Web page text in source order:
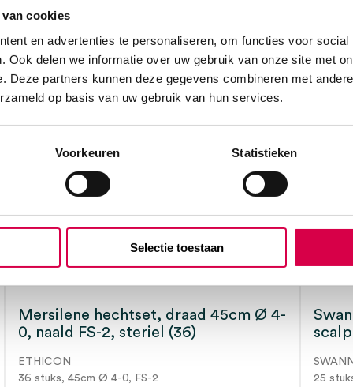
cookies
en advertenties te personaliseren, om functies voor
Ook delen we informatie over uw gebruik van onze site met
Deze partners kunnen deze gegevens combineren met
op basis van uw gebruik van hun services.
Voorkeuren Statistieken
Selectie toestaan
Mersilene hechtset, draad 45cm Ø 4-
0, naald FS-2, steriel (36)
ETHICON
36 stuks, 45cm Ø 4-0, FS-2
25